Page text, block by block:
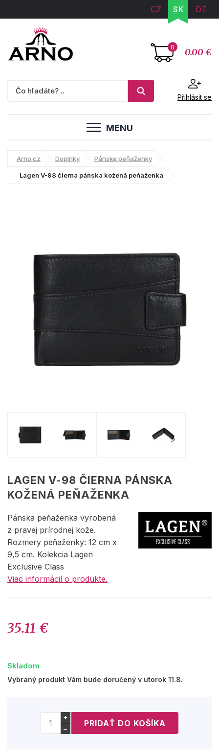
CZ SK DE
0 0.00 €
Přihlásit se
MENU
Arno.cz Doplnky Pánske peňaženky
Lagen V-98 čierna pánska kožená peňaženka
LAGEN V-98 ČIERNA PÁNSKA
KOŽENÁ PEŇAŽENKA
Pánska peňaženka vyrobená
z pravej prírodnej kože.
Rozmery peňaženky: 12 cm x
9,5 cm. Kolekcia Lagen
Exclusive Class
Viac informácií o produkte.
35.11 €
Skladom
Vybraný produkt Vám bude doručený v utorok 11.8.
+
−